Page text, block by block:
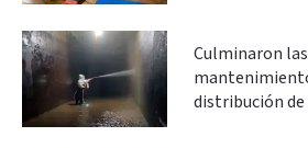
Culminaron
distribución